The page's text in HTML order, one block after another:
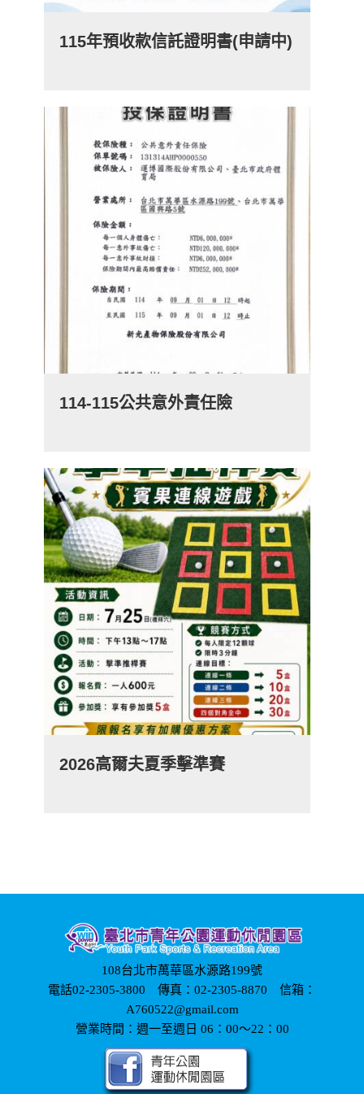
115年預收款信託證明書(申請中)
114-115公共意外責任險
2026高爾夫夏季擊準賽
108台北市萬華區水源路199號
電話02-2305-3800 傳真：02-2305-8870 信箱：
A760522@gmail.com
營業時間：週一至週日 06：00～22：00